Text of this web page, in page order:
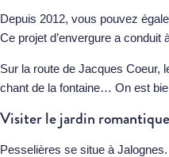
Depuis 2012, vous pouvez
Ce projet d’envergure a conduit
Sur la route de Jacques Coeur,
chant de la fontaine… On est
Visiter le jardin
Pesselières se situe à